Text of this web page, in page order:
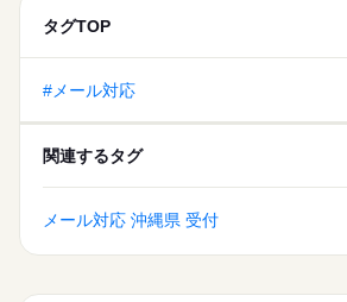
タグTOP
#メール対応
関連するタグ
メール対応 沖縄県 受付